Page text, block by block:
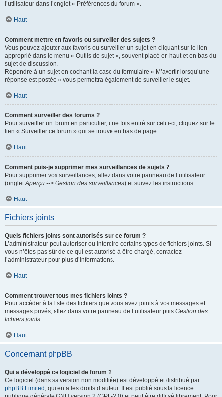
l’utilisateur dans l’onglet « Préférences du forum ».
Haut
Comment mettre en favoris ou surveiller des sujets ?
Vous pouvez ajouter aux favoris ou surveiller un sujet en cliquant sur le lien
approprié dans le menu « Outils de sujet », souvent placé en haut et en bas du
sujet de discussion.
Répondre à un sujet en cochant la case du formulaire « M’avertir lorsqu’une
réponse est postée » vous permettra également de surveiller le sujet.
Haut
Comment surveiller des forums ?
Pour surveiller un forum en particulier, une fois entré sur celui-ci, cliquez sur le
lien « Surveiller ce forum » qui se trouve en bas de page.
Haut
Comment puis-je supprimer mes surveillances de sujets ?
Pour supprimer vos surveillances, allez dans votre panneau de l’utilisateur
(ongletAperçu --> Gestion des surveillances) et suivez les instructions.
Haut
Fichiers joints
Quels fichiers joints sont autorisés sur ce forum ?
L’administrateur peut autoriser ou interdire certains types de fichiers joints. Si
vous n’êtes pas sûr de ce qui est autorisé à être chargé, contactez
l’administrateur pour plus d’informations.
Haut
Comment trouver tous mes fichiers joints ?
Pour accéder à la liste des fichiers que vous avez joints à vos messages et
messages privés, allez dans votre panneau de l’utilisateur puis Gestion des
fichiers joints.
Haut
Concernant phpBB
Qui a développé ce logiciel de forum ?
Ce logiciel (dans sa version non modifiée) est développé et distribué par
phpBB Limited , qui en a les droits d’auteur. Il est publié sous la licence